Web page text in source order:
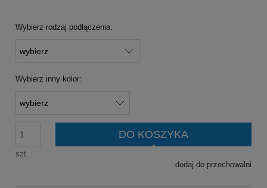
Wybierz rodzaj podłączenia:
Wybierz inny kolor:
szt.
DO KOSZYKA
dodaj do przechowalni